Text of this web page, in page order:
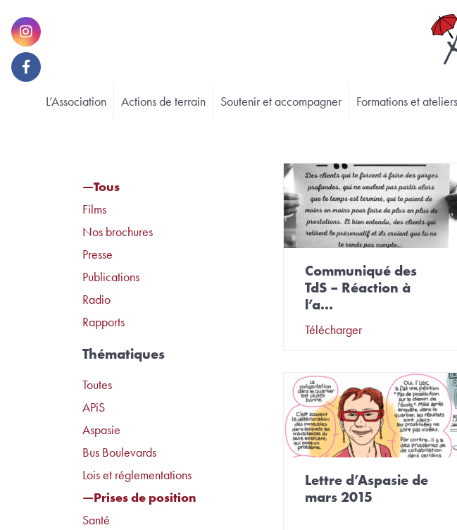
L’Association Actions de terrain Soutenir et accompagner Formations et ateliers
Tous
Films
Nos brochures
Presse
Publications
Radio
Rapports
Thématiques
Toutes
APiS
Aspasie
Bus Boulevards
Lois et réglementations
Prises de position
Santé
Communiqué des
TdS – Réaction à
l’a...
Télécharger
Lettre d’Aspasie de
mars 2015